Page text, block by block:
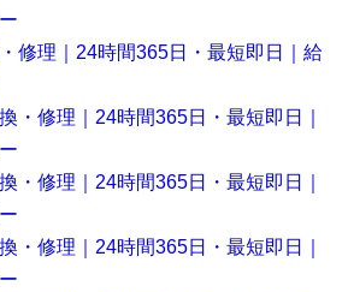
修理｜24時間365日・最短即日｜給
・修理｜24時間365日・最短即日｜
・修理｜24時間365日・最短即日｜
・修理｜24時間365日・最短即日｜